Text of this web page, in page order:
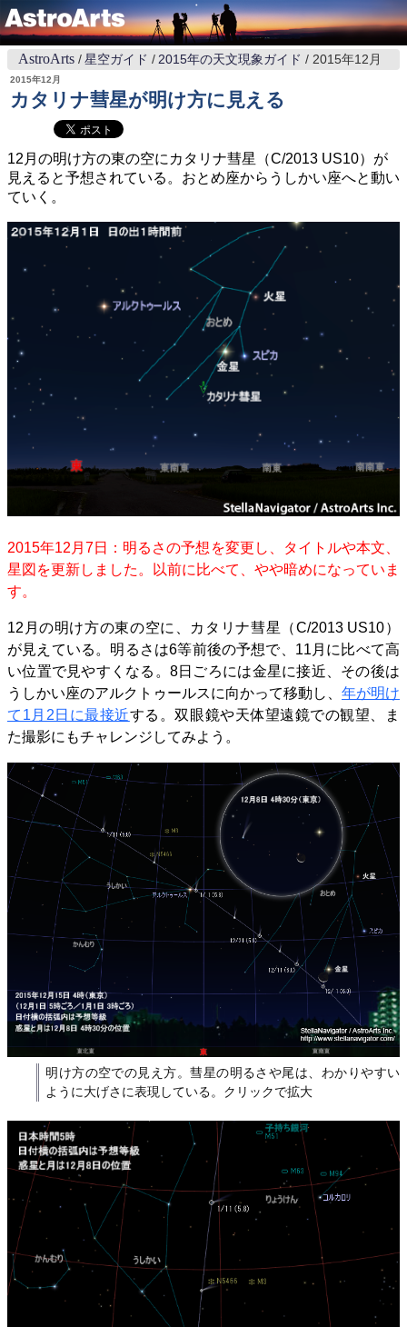
AstroArts 星空ガイド 2015年の天文現象ガイド 2015年12月
2015年12月
カタリナ彗星が明け方に見える
12月の明け方の東の空にカタリナ彗星（C/2013 US10）が
見えると予想されている。おとめ座からうしかい座へと動い
ていく。
2015年12月7日：明るさの予想を変更し、タイトルや本文、
星図を更新しました。以前に比べて、やや暗めになっていま
す。
12月の明け方の東の空に、カタリナ彗星（C/2013 US10）
が見えている。明るさは6等前後の予想で、11月に比べて高
い位置で見やすくなる。8日ごろには金星に接近、その後は
うしかい座のアルクトゥールスに向かって移動し、 年が明け
て1月2日に最接近する。双眼鏡や天体望遠鏡での観望、ま
た撮影にもチャレンジしてみよう。
明け方の空での見え方。彗星の明るさや尾は、わかりやすい
ように大げさに表現している。クリックで拡大